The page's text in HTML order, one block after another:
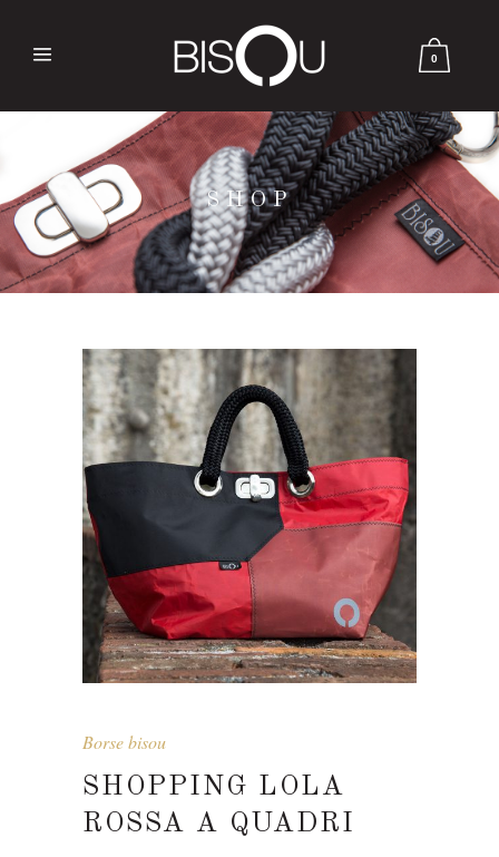
0
SHOP
Borse bisou
SHOPPING LOLA
ROSSA A QUADRI